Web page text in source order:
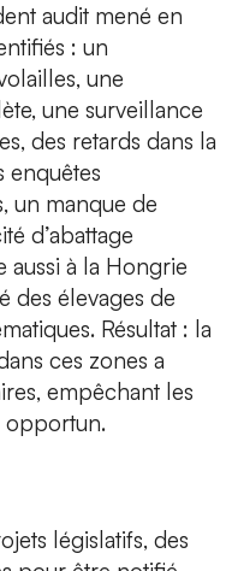
audit mené en
: un
une
une surveillance
des retards dans la
enquêtes
un manque de
d’abattage
aussi à la Hongrie
des élevages de
Résultat : la
ces zones a
empêchant les
opportun.
législatifs, des